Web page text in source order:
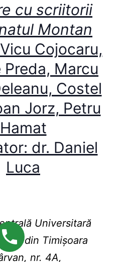
cu scriitorii
Montan
Cojocaru,
Preda, Marcu
Costel
Jorz, Petru
Hamat
dr. Daniel
Luca
Universitară
din Timişoara
nr. 4A,